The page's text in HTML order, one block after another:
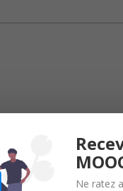
Ne ratez